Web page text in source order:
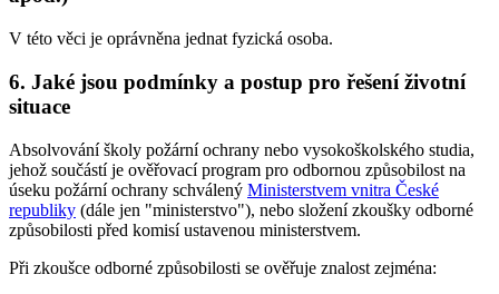
V této věci je oprávněna jednat fyzická osoba.
6. Jaké jsou podmínky a postup pro řešení životní
situace
Absolvování školy požární ochrany nebo vysokoškolského studia,
jehož součástí je ověřovací program pro odbornou způsobilost na
úseku požární ochrany schválený Ministerstvem vnitra České
republiky (dále jen "ministerstvo"), nebo složení zkoušky odborné
způsobilosti před komisí ustavenou ministerstvem.
Při zkoušce odborné způsobilosti se ověřuje znalost zejména: